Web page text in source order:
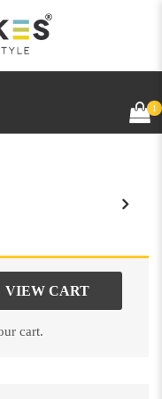
1
VIEW CART
cart.